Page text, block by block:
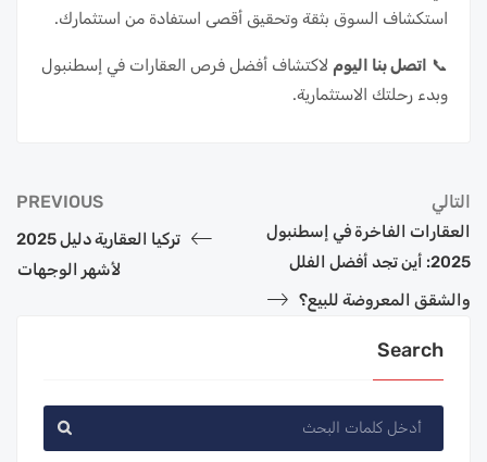
استكشاف السوق بثقة وتحقيق أقصى استفادة من استثمارك.
📞 اتصل بنا اليوم لاكتشاف أفضل فرص العقارات في إسطنبول
وبدء رحلتك الاستثمارية.
PREVIOUS
تركيا العقارية دليل 2025
لأشهر الوجهات
التالي
العقارات الفاخرة في إسطنبول
2025: أين تجد أفضل الفلل
والشقق المعروضة للبيع؟
Search